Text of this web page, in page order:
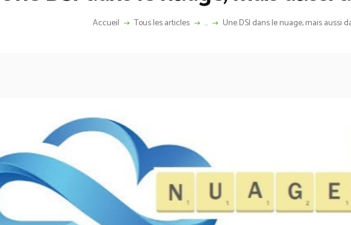
Accueil Tous les articles ... Une DSI dans le nuage, mais aussi